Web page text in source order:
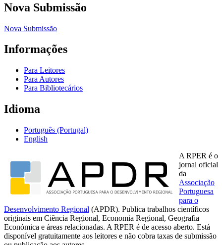
Nova Submissão
Nova Submissão
Informações
Para Leitores
Para Autores
Para Bibliotecários
Idioma
Português (Portugal)
English
A RPER é o
jornal oficial
da
Associação
Portuguesa
para o
Desenvolvimento Regional (APDR). Publica trabalhos científicos
originais em Ciência Regional, Economia Regional, Geografia
Económica e áreas relacionadas. A RPER é de acesso aberto. Está
disponível gratuitamente aos leitores e não cobra taxas de submissão